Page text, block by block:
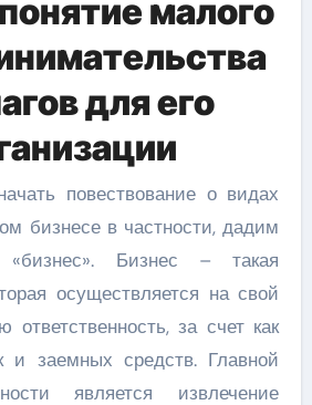
малого
для его
повествование о видах
бизнесе в частности, дадим
«бизнес». Бизнес – такая
осуществляется на свой
за счет как
и заемных средств. Главной
является извлечение